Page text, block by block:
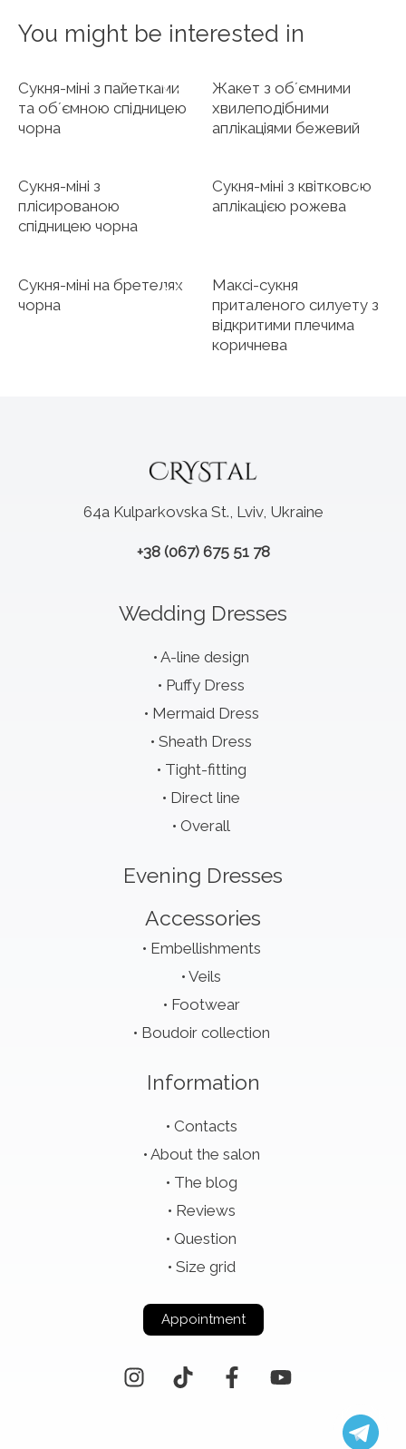
You might be interested in
Сукня-міні з пайетками
та обʼємною спідницею
чорна
Жакет з обʼємними
хвилеподібними
аплікаціями бежевий
Сукня-міні з
плісированою
спідницею чорна
Сукня-міні з квітковою
аплікацією рожева
Сукня-міні на бретелях
чорна
Максі-сукня
приталеного силуету з
відкритими плечима
коричнева
64a Kulparkovska St., Lviv, Ukraine
+38 (067) 675 51 78
Wedding Dresses
A-line design
Puffy Dress
Mermaid Dress
Sheath Dress
Tight-fitting
Direct line
Overall
Evening Dresses
Accessories
Embellishments
Veils
Footwear
Boudoir collection
Information
Contacts
About the salon
The blog
Reviews
Question
Size grid
Appointment